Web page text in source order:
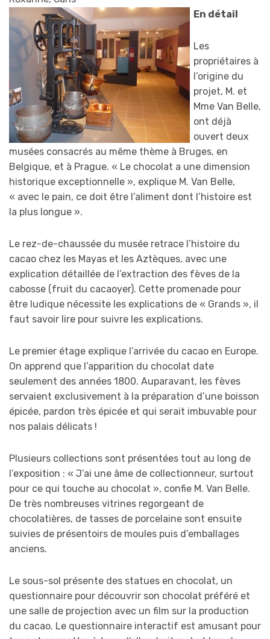
En détail
Les
propriétaires à
l’origine du
projet, M. et
Mme Van Belle,
ont déjà
ouvert deux
musées consacrés au même thème à Bruges, en
Belgique, et à Prague. « Le chocolat a une dimension
historique exceptionnelle », explique M. Van Belle,
« avec le pain, ce doit être l’aliment dont l’histoire est
la plus longue ».
Le rez-de-chaussée du musée retrace l’histoire du
cacao chez les Mayas et les Aztèques, avec une
explication détaillée de l’extraction des fèves de la
cabosse (fruit du cacaoyer). Cette promenade pour
être ludique nécessite les explications de « Grands », il
faut savoir lire pour suivre les explications.
Le premier étage explique l’arrivée du cacao en Europe.
On apprend que l’apparition du chocolat date
seulement des années 1800. Auparavant, les fèves
servaient exclusivement à la préparation d’une boisson
épicée, pardon très épicée et qui serait imbuvable pour
nos palais délicats !
Plusieurs collections sont présentées tout au long de
l’exposition : « J’ai une âme de collectionneur, surtout
pour ce qui touche au chocolat », confie M. Van Belle.
De très nombreuses vitrines regorgeant de
chocolatières, de tasses de porcelaine sont ensuite
suivies de présentoirs de moules puis d’emballages
anciens.
Le sous-sol présente des statues en chocolat, un
questionnaire pour découvrir son chocolat préféré et
une salle de projection avec un film sur la production
du cacao. Le questionnaire interactif est amusant pour